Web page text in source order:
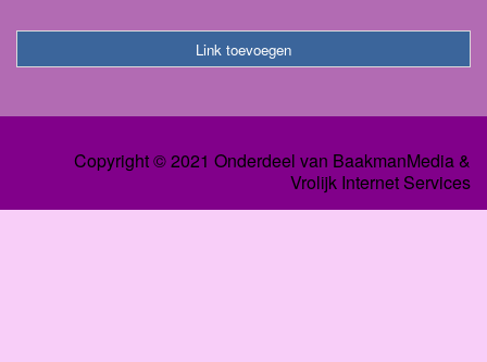
Link toevoegen
Copyright © 2021 Onderdeel van BaakmanMedia &
Vrolijk Internet Services